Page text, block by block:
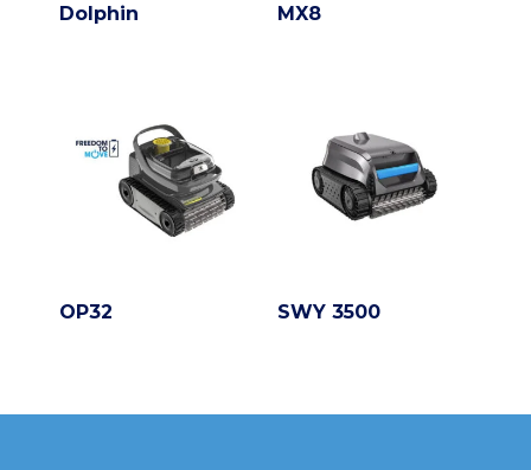
Dolphin MX8
OP32 SWY 3500